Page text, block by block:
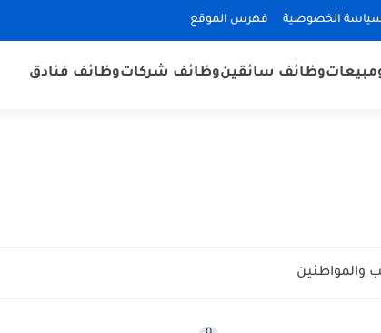
الخصوصية فهرس الموقع
وظائف سائقينوظائف شركاتوظائف فنادق